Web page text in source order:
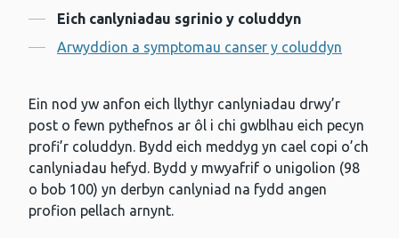
Eich canlyniadau sgrinio y coluddyn
Arwyddion a symptomau canser y coluddyn
Ein nod yw anfon eich llythyr canlyniadau drwy’r
post o fewn pythefnos ar ôl i chi gwblhau eich pecyn
profi’r coluddyn. Bydd eich meddyg yn cael copi o’ch
canlyniadau hefyd. Bydd y mwyafrif o unigolion (98
o bob 100) yn derbyn canlyniad na fydd angen
profion pellach arnynt.